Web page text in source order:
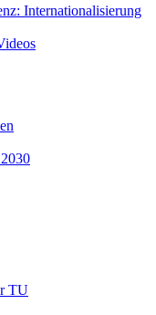
Internationalisierung
TU